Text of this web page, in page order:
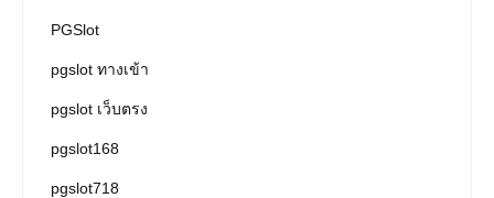
PGSlot
pgslot ทางเข้า
pgslot เว็บตรง
pgslot168
pgslot718